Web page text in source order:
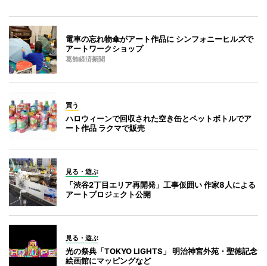
電車の忘れ物傘がアート作品に シンフォニーヒルズで
アートワークショップ
葛飾経済新聞
買う
ハロウィーンで回収された空き缶とペットボトルでア
ート作品 ラクマで販売
見る・遊ぶ
「渋谷2丁目エリア再開発」工事仮囲い 作家8人による
アートプロジェクト公開
見る・遊ぶ
光の祭典「TOKYO LIGHTS」 明治神宮外苑・聖徳記念
絵画館にマッピングなど